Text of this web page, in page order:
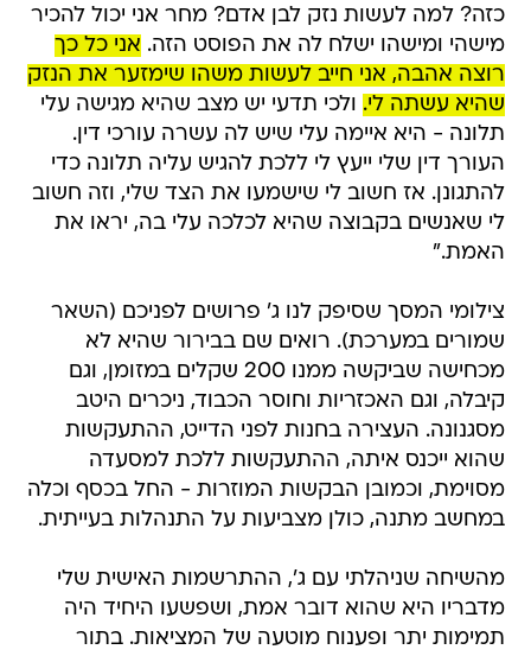
כזה? למה לעשות נזק לבן אדם? מחר אני יכול להכיר
מישהי ומישהו ישלח לה את הפוסט הזה. אני כל כך
רוצה אהבה, אני חייב לעשות משהו שימזער את הנזק
שהיא עשתה לי. ולכי תדעי יש מצב שהיא מגישה עלי
תלונה - היא איימה עלי שיש לה עשרה עורכי דין.
העורך דין שלי ייעץ לי ללכת להגיש עליה תלונה כדי
להתגונן. אז חשוב לי שישמעו את הצד שלי, וזה חשוב
לי שאנשים בקבוצה שהיא לכלכה עלי בה, יראו את
האמת."
צילומי המסך שסיפק לנו ג' פרושים לפניכם (השאר
שמורים במערכת). רואים שם בבירור שהיא לא
מכחישה שביקשה ממנו 200 שקלים במזומן, וגם
קיבלה, וגם האכזריות וחוסר הכבוד, ניכרים היטב
מסגנונה. העצירה בחנות לפני הדייט, ההתעקשות
שהוא ייכנס איתה, ההתעקשות ללכת למסעדה
מסוימת, וכמובן הבקשות המוזרות - החל בכסף וכלה
במחשב מתנה, כולן מצביעות על התנהלות בעייתית.
מהשיחה שניהלתי עם ג', ההתרשמות האישית שלי
מדבריו היא שהוא דובר אמת, ושפשעו היחיד היה
תמימות יתר ופענוח מוטעה של המציאות. בתור